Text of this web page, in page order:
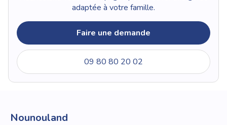
adaptée à votre famille.
Faire une demande
09 80 80 20 02
Nounouland